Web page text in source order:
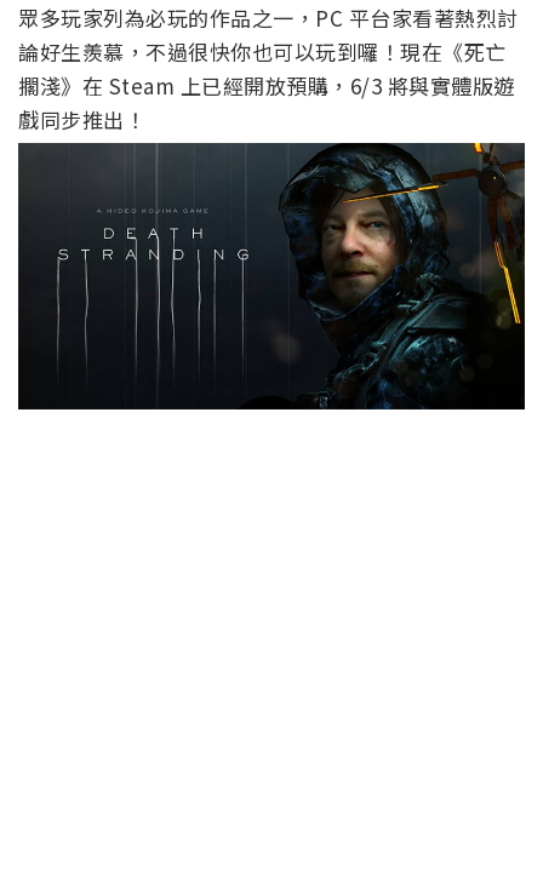
眾多玩家列為必玩的作品之一，PC 平台家看著熱烈討
論好生羨慕，不過很快你也可以玩到囉！現在《死亡
擱淺》在 Steam 上已經開放預購，6/3 將與實體版遊
戲同步推出！